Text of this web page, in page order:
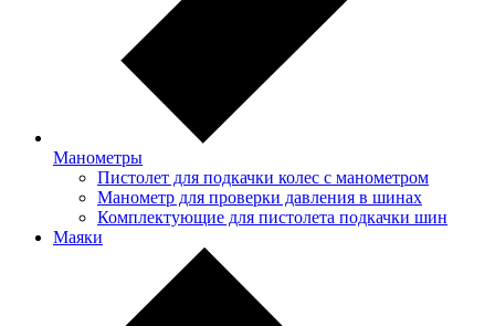
Манометры
Пистолет для подкачки колес с манометром
Манометр для проверки давления в шинах
Комплектующие для пистолета подкачки шин
Маяки